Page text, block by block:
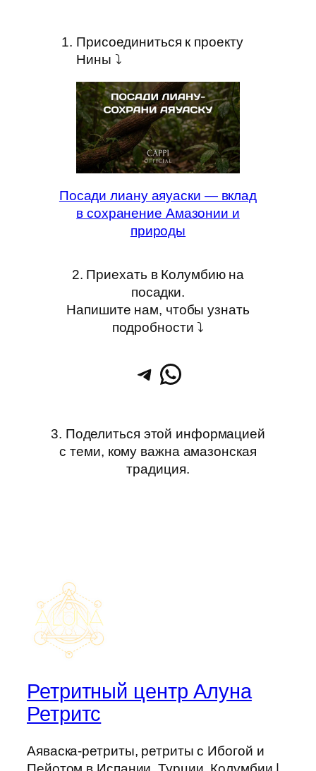
Присоединиться к проекту
Нины ⤵
Посади лиану аяуаски — вклад
в сохранение Амазонии и
природы
2. Приехать в Колумбию на
посадки.
Напишите нам, чтобы узнать
подробности ⤵
Telegram WhatsApp
3. Поделиться этой информацией
с теми, кому важна амазонская
традиция.
Ретритный центр Алуна
Ретритс
Аяваска-ретриты, ретриты с Ибогой и